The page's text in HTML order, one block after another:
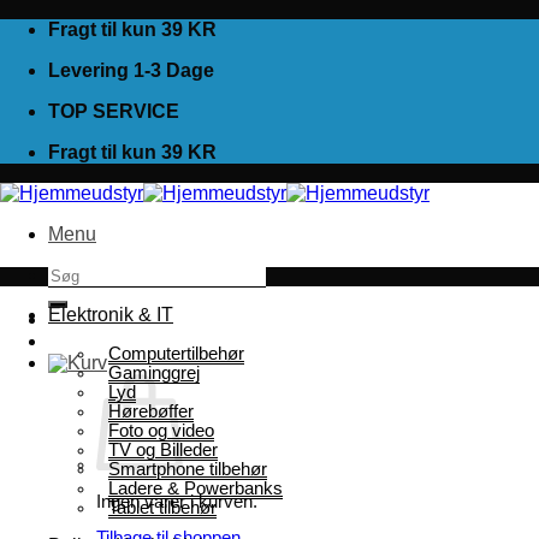
Fortsæt
indhold
Fragt til kun 39 KR
Levering 1-3 Dage
TOP SERVICE
Fragt til kun 39 KR
Menu
Søg
efter:
Ingen varer i kurven.
Elektronik & IT
Computertilbehør
Gaminggrej
Lyd
Hørebøffer
Foto og video
TV og Billeder
Smartphone tilbehør
Ladere & Powerbanks
Tablet tilbehør